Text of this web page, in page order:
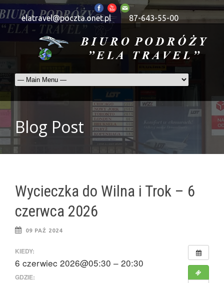
elatravel@poczta.onet.pl 87-643-55-00
Blog Post
Wycieczka do Wilna i Trok – 6
czerwca 2026
09 PAŹ 2024
KIEDY:
6 czerwiec 2026@05:30 – 20:30
GDZIE: